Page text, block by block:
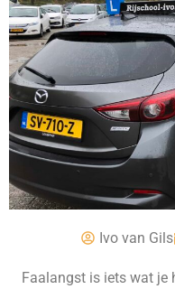
Ivo van Gils
Faalangst is iets wat je